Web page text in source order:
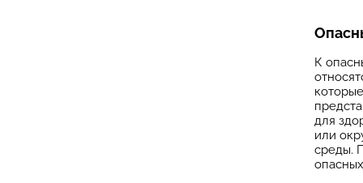
К
для
или
среды.